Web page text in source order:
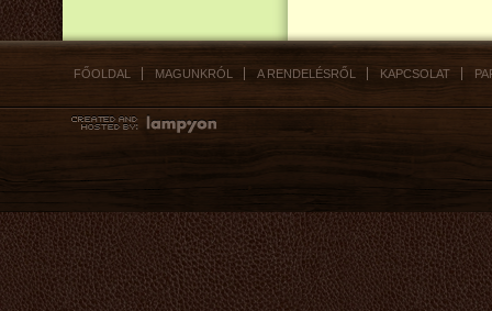
FŐOLDAL MAGUNKRÓL A RENDELÉSRŐL KAPCSOLAT